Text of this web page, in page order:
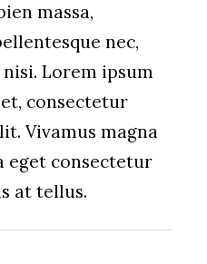
massa,
nec,
nisi. Lorem ipsum
consectetur
Vivamus magna
eget consectetur
at tellus.